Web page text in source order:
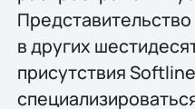
Представительство
в других
присутствия